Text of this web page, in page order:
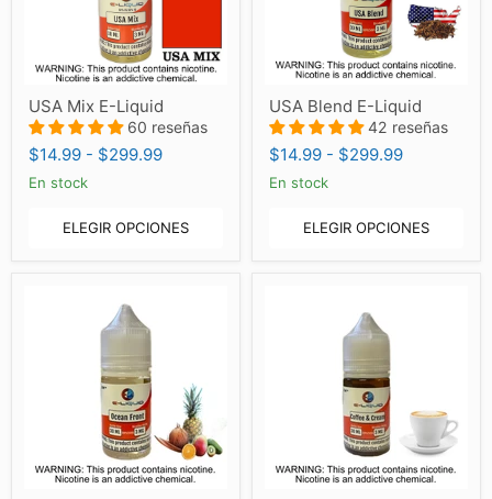
Mix
E-
Liquid
USA Mix E-Liquid
60 reseñas
$14.99 - $299.99
En stock
ELEGIR OPCIONES
Blend
E-
Liquid
USA Blend E-Liquid
42 reseñas
$14.99 - $299.99
En stock
ELEGIR OPCIONES